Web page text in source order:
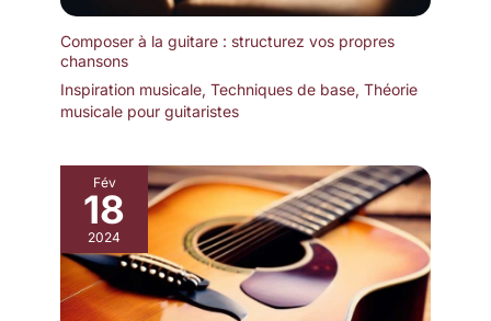
Composer à la guitare : structurez vos propres
chansons
Inspiration musicale, Techniques de base, Théorie
musicale pour guitaristes
Fév
18
2024